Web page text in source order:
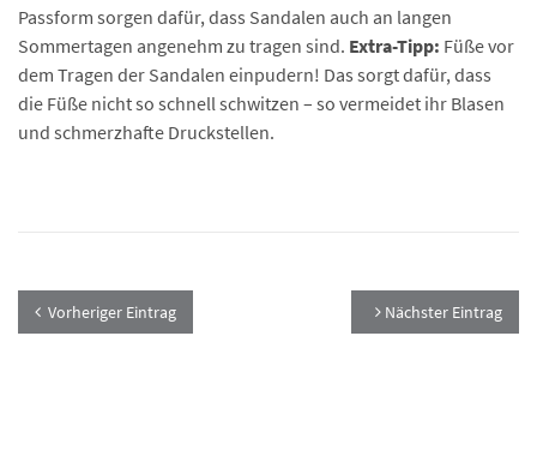
Passform sorgen dafür, dass Sandalen auch an langen
Sommertagen angenehm zu tragen sind. Extra-Tipp: Füße vor
dem Tragen der Sandalen einpudern! Das sorgt dafür, dass
die Füße nicht so schnell schwitzen – so vermeidet ihr Blasen
und schmerzhafte Druckstellen.
Vorheriger Eintrag Nächster Eintrag